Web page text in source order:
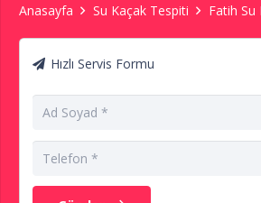
Anasayfa Su Kaçak Tespiti Fatih Su
Hızlı Servis Formu